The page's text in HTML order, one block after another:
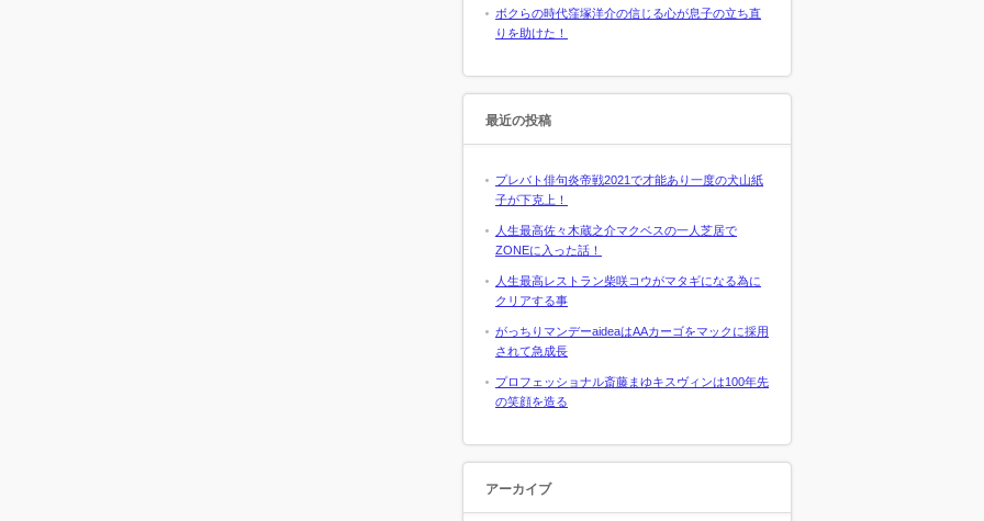
ボクらの時代窪塚洋介の信じる心が息子の立ち直
りを助けた！
最近の投稿
プレバト俳句炎帝戦2021で才能あり一度の犬山紙
子が下克上！
人生最高佐々木蔵之介マクベスの一人芝居で
ZONEに入った話！
人生最高レストラン柴咲コウがマタギになる為に
クリアする事
がっちりマンデーaideaはAAカーゴをマックに採用
されて急成長
プロフェッショナル斎藤まゆキスヴィンは100年先
の笑顔を造る
アーカイブ